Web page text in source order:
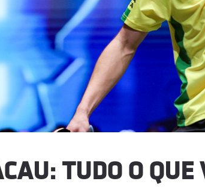
TUDO O QUE